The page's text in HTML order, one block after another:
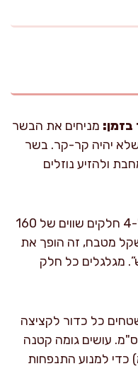
מניחים את הבשר
שלא יהיה קר-קר. בשר
ולהזיע נוזלים
מחלקים ל-4 חלקים שווים של 160
מטבח, זה הופך את
מגלגלים כל חלק
כל כדור לקציצה
בקוטר 10–11 ס"מ ובעובי כ-2 ס"מ. עושים גומה קטנה
בקוטר 3–4 ס"מ) כדי למנוע התנפחות